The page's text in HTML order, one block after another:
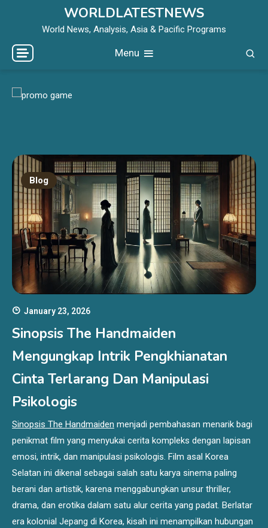
WORLDLATESTNEWS
World News, Analysis, Asia & Pacific Programs
Menu
Blog
January 23, 2026
Sinopsis The Handmaiden
Mengungkap Intrik Pengkhianatan
Cinta Terlarang Dan Manipulasi
Psikologis
Sinopsis The Handmaiden menjadi pembahasan menarik bagi
penikmat film yang menyukai cerita kompleks dengan lapisan
emosi, intrik, dan manipulasi psikologis. Film asal Korea
Selatan ini dikenal sebagai salah satu karya sinema paling
berani dan artistik, karena menggabungkan unsur thriller,
drama, dan erotika dalam satu alur cerita yang padat. Berlatar
era kolonial Jepang di Korea, kisah ini menampilkan hubungan